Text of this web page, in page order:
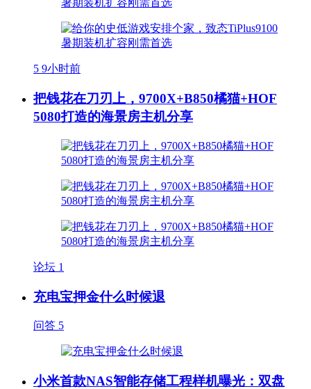
5 9小时前
把钱花在刀刃上，9700X+B850橘猫+HOF
5080打造的海景房主机分享
论坛 1
充电宝押金什么时候退
问答 5
小米首款NAS智能存储工程样机曝光：双盘